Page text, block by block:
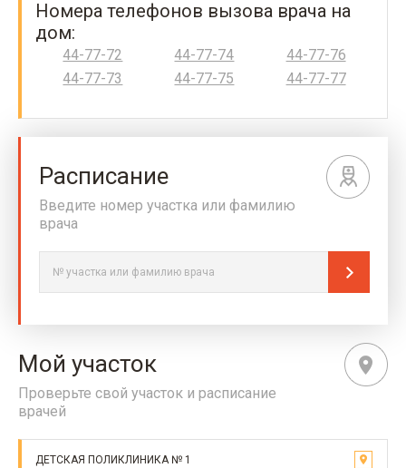
Номера телефонов вызова врача на
дом:
44-77-72
44-77-73
44-77-74
44-77-75
44-77-76
44-77-77
Расписание
Введите номер участка или фамилию
врача
Мой участок
Проверьте свой участок и расписание
врачей
ДЕТСКАЯ ПОЛИКЛИНИКА № 1